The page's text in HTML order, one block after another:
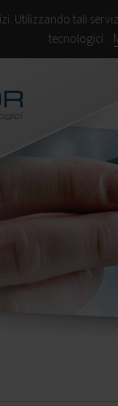
Utilizzando tali
tecnologici.